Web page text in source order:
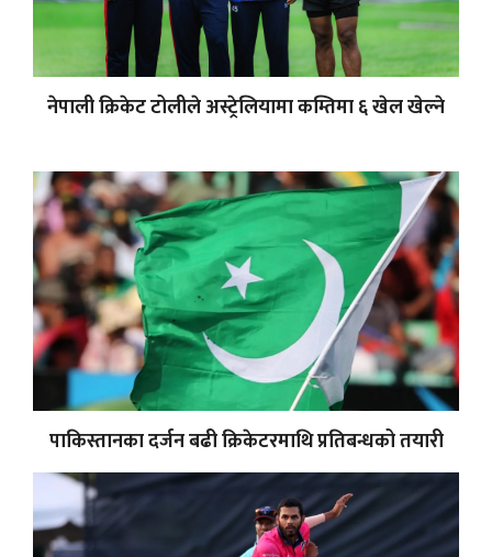
नेपाली क्रिकेट टोलीले अस्ट्रेलियामा कम्तिमा ६ खेल खेल्ने
पाकिस्तानका दर्जन बढी क्रिकेटरमाथि प्रतिबन्धको तयारी